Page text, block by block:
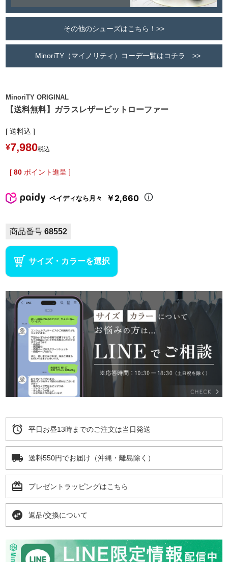
その他のシューズはこちら！>>
MinoriTY（マイノリティ）コーデ一覧はコチラ >>
MinoriTY ORIGINAL
【送料無料】ガラスレザービットローファー
送料込
¥7,980税込
[ 80 ポイント進呈 ]
ペイディなら月々 ￥2,660
商品番号 68552
サイズ・カラーを選択
alarm 平日お昼13時までのご注文は当日発送
local_shipping 送料550円でお届け（沖縄・離島除く）
card_giftcard プレゼントラッピングはこちら
swap_horizontal_circle 返品/交換について